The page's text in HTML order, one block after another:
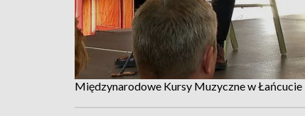
Międzynarodowe Kursy Muzyczne w Łańcucie